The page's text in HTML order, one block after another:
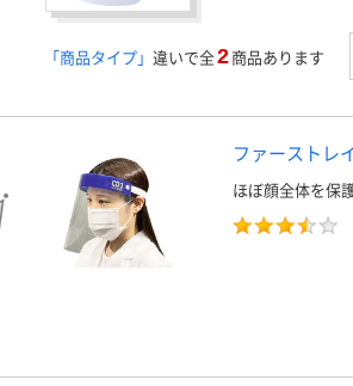
「商品タイプ」 違いで全2 商品あります
ファーストレ
ほぼ顔全体を保